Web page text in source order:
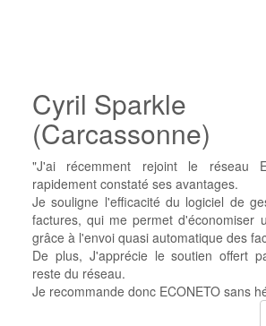
Cyril Sparkle
(Carcassonne)
"J'ai récemment rejoint le réseau
rapidement constaté ses avantages.
Je souligne l'efficacité du logiciel de
factures, qui me permet d'économiser
grâce à l'envoi quasi automatique des
De plus, J'apprécie le soutien offert
reste du réseau.
Je recommande donc ECONETO sans